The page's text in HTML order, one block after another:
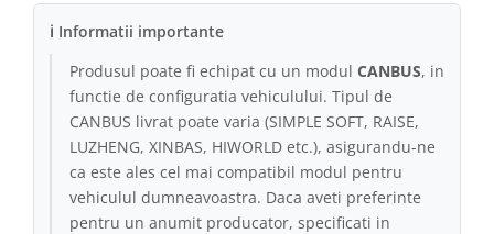
ℹ Informatii importante
Produsul poate fi echipat cu un modul CANBUS, in
functie de configuratia vehiculului. Tipul de
CANBUS livrat poate varia (SIMPLE SOFT, RAISE,
LUZHENG, XINBAS, HIWORLD etc.), asigurandu-ne
ca este ales cel mai compatibil modul pentru
vehiculul dumneavoastra. Daca aveti preferinte
pentru un anumit producator, specificati in